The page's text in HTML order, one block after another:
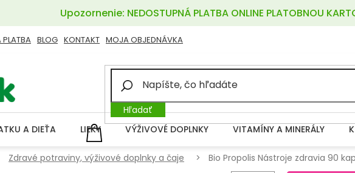
Upozornenie: NEDOSTUPNÁ PLATBA ONLINE PLATOBNOU
BLOG KONTAKT MOJA OBJEDNÁVKA
Hľadať
NÁKUPNÝ
KOŠÍK
A DIEŤA LIEKY VÝŽIVOVÉ DOPLNKY VITAMÍNY A MINERÁLY
Zdravé potraviny, výživové doplnky a čaje Bio Propolis Nástroje zdravia 90